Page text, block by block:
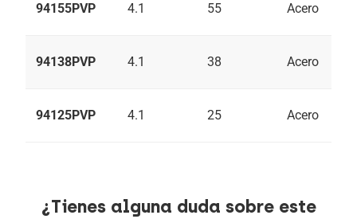
94155PVP 4.1 55 Acero
94138PVP 4.1 38 Acero
94125PVP 4.1 25 Acero
¿Tienes alguna duda sobre este